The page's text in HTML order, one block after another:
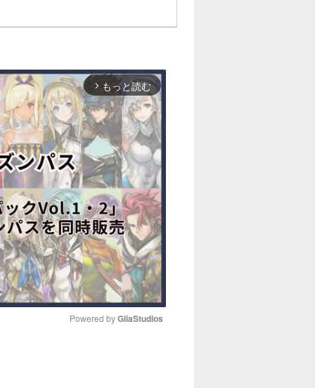
arrow_forward_ios もっと読む
Powered by GliaStudios